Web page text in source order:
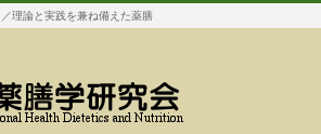
理論と実践を兼ね備えた薬膳